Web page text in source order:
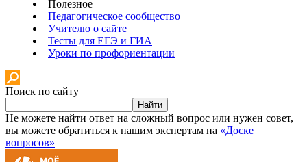
Полезное
Педагогическое сообщество
Учителю о сайте
Тесты для ЕГЭ и ГИА
Уроки по профориентации
Поиск по сайту
Найти
Не можете найти ответ на сложный вопрос или нужен совет,
вы можете обратиться к нашим экспертам на «Доске
вопросов»